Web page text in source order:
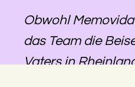
Obwohl
das Team die
Vaters in